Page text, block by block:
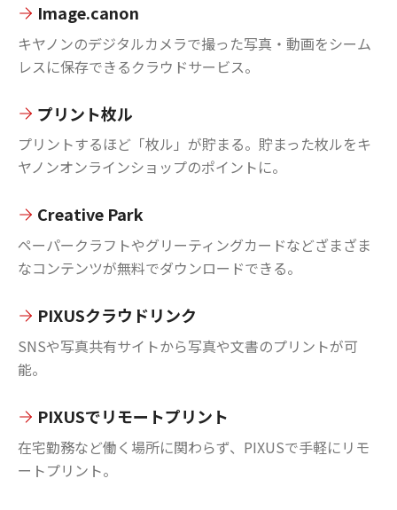
Image.canon
キヤノンのデジタルカメラで撮った写真・動画をシーム
レスに保存できるクラウドサービス。
プリント枚ル
プリントするほど「枚ル」が貯まる。貯まった枚ルをキ
ヤノンオンラインショップのポイントに。
Creative Park
ペーパークラフトやグリーティングカードなどざまざま
なコンテンツが無料でダウンロードできる。
PIXUSクラウドリンク
SNSや写真共有サイトから写真や文書のプリントが可
能。
PIXUSでリモートプリント
在宅勤務など働く場所に関わらず、PIXUSで手軽にリモ
ートプリント。